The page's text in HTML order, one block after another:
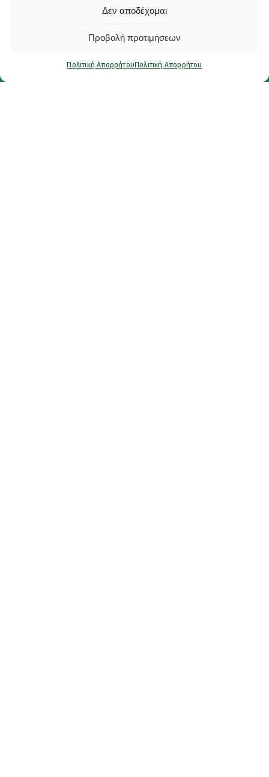
Δεν αποδέχομαι
Προβολή προτιμήσεων
Πολιτική Απορρήτου Πολιτική Απορρήτου